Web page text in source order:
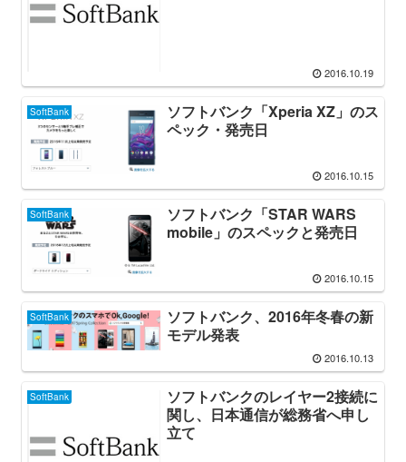
2016.10.19
SoftBank
ソフトバンク「Xperia XZ」のス
ペック・発売日
2016.10.15
SoftBank
ソフトバンク「STAR WARS
mobile」のスペックと発売日
2016.10.15
SoftBank
ソフトバンク、2016年冬春の新
モデル発表
2016.10.13
SoftBank
ソフトバンクのレイヤー2接続に
関し、日本通信が総務省へ申し
立て